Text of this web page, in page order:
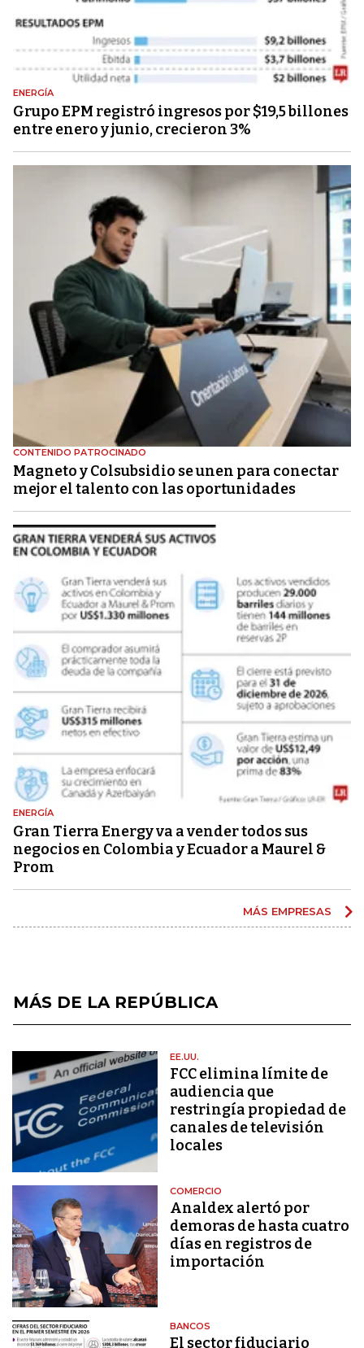
ENERGÍA
Grupo EPM registró ingresos por $19,5 billones
entre enero y junio, crecieron 3%
CONTENIDO PATROCINADO
Magneto y Colsubsidio se unen para conectar
mejor el talento con las oportunidades
ENERGÍA
Gran Tierra Energy va a vender todos sus
negocios en Colombia y Ecuador a Maurel &
Prom
MÁS EMPRESAS
MÁS DE LA REPÚBLICA
EE.UU.
FCC elimina límite de
audiencia que
restringía propiedad de
canales de televisión
locales
COMERCIO
Analdex alertó por
demoras de hasta cuatro
días en registros de
importación
BANCOS
El sector fiduciario